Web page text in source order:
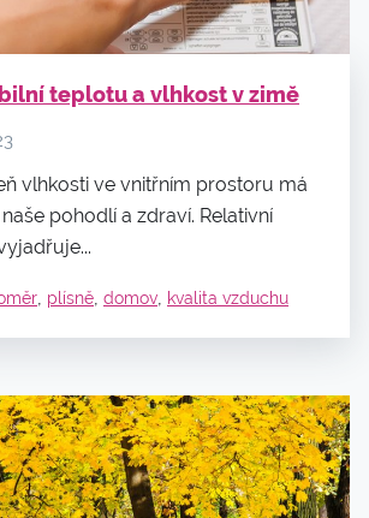
teplotu a vlhkost v zimě
vlhkosti ve vnitřním prostoru má
pohodlí a zdraví. Relativní
, plísně, domov, kvalita vzduchu